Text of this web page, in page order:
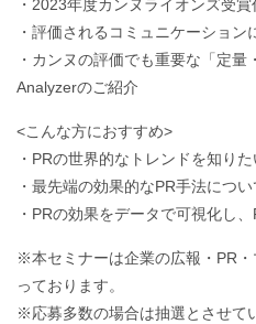
・2023年度カンヌライオンズ受
・評価されるコミュニケーション
・カンヌの評価でも重要な「定
Analyzerのご紹介
<こんな方におすすめ>
・PRの世界的なトレンドを知りた
・最先端の効果的なPR手法につ
・PRの効果をデータで可視化し
※本セミナーは企業の広報・PR
っております。
※応募多数の場合は抽選とさせて